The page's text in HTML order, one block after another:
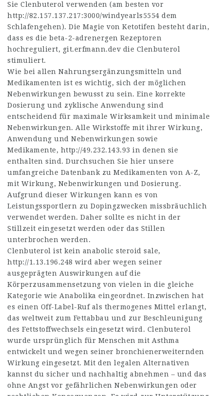
Sie Clenbuterol verwenden (am besten vor
http://82.157.137.217:3000/windyearls5554 dem
Schlafengehen). Die Magie von Ketotifen besteht darin,
dass es die beta-2-adrenergen Rezeptoren
hochreguliert, git.erfmann.dev die Clenbuterol
stimuliert.
Wie bei allen Nahrungsergänzungsmitteln und
Medikamenten ist es wichtig, sich der möglichen
Nebenwirkungen bewusst zu sein. Eine korrekte
Dosierung und zyklische Anwendung sind
entscheidend für maximale Wirksamkeit und minimale
Nebenwirkungen. Alle Wirkstoffe mit ihrer Wirkung,
Anwendung und Nebenwirkungen sowie
Medikamente, http://49.232.143.93 in denen sie
enthalten sind. Durchsuchen Sie hier unsere
umfangreiche Datenbank zu Medikamenten von A-Z,
mit Wirkung, Nebenwirkungen und Dosierung.
Aufgrund dieser Wirkungen kann es von
Leistungssportlern zu Dopingzwecken missbräuchlich
verwendet werden. Daher sollte es nicht in der
Stillzeit eingesetzt werden oder das Stillen
unterbrochen werden.
Clenbuterol ist kein anabolic steroid sale,
http://1.13.196.248 wird aber wegen seiner
ausgeprägten Auswirkungen auf die
Körperzusammensetzung von vielen in die gleiche
Kategorie wie Anabolika eingeordnet. Inzwischen hat
es einen Off-Label-Ruf als thermogenes Mittel erlangt,
das weltweit zum Fettabbau und zur Beschleunigung
des Fettstoffwechsels eingesetzt wird. Clenbuterol
wurde ursprünglich für Menschen mit Asthma
entwickelt und wegen seiner bronchienerweiternden
Wirkung eingesetzt. Mit den legalen Alternativen
kannst du sicher und nachhaltig abnehmen – und das
ohne Angst vor gefährlichen Nebenwirkungen oder